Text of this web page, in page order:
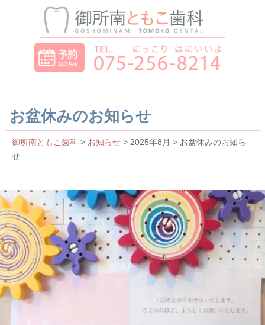
お盆休みのお知らせ
御所南ともこ歯科 > お知らせ > 2025年8月 > お盆休みのお知ら
せ